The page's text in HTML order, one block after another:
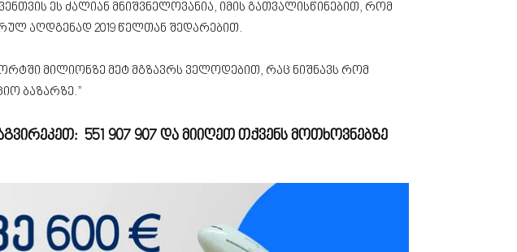
ეს ძალიან მნიშვნელოვანია, იმის გათვალისწინებით, რომ
აღდგენად 2019 წელთან შედარებით.
მილიონზე მეტ მგზავრს ველოდებით, რაც ნიშნავს რომ
ბაზარზე.”
551 907 907და მიიღეთ თქვენს მოთხოვნებზე